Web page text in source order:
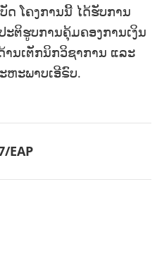
ໂຄງການນີ້ ໄດ້ຮັບການ
ຕິ​ຮູບການຄຸ້ມຄອງການເງິນ
ນເຕັກນິກວິ​ຊາ​ການ ແລະ
ຫະພາບເອີຣົບ.
EAP